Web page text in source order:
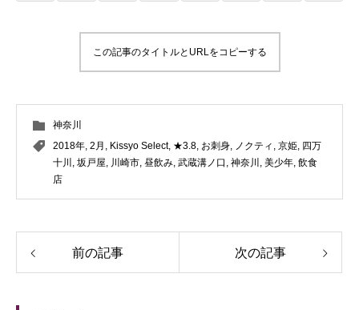
この記事のタイトルとURLをコピーする
神奈川
2018年 2月 Kissyo Select, ★3.8 お刺身 ノクティ 京姫 四万
十川
坂戸屋 川崎市 昼飲み 武蔵溝ノ口 神奈川 美少年 飲食
店
前の記事 次の記事